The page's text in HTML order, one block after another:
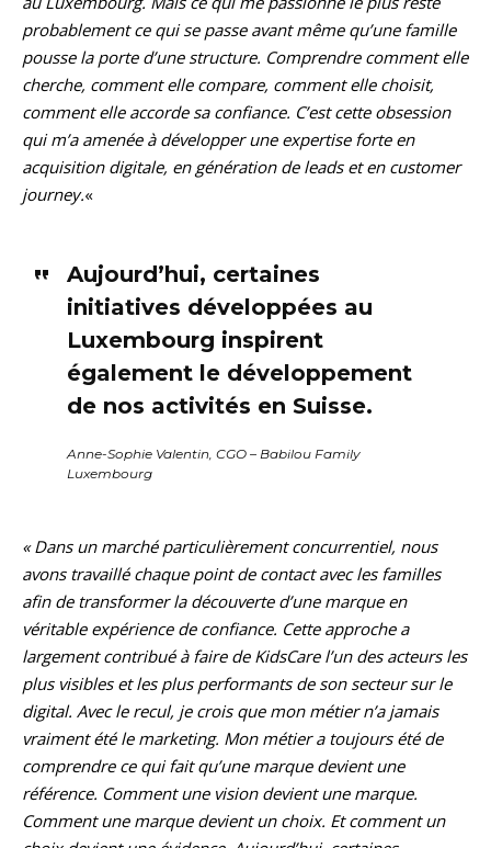
probablement ce qui se passe avant même qu’une famille
pousse la porte d’une structure. Comprendre comment elle
cherche, comment elle compare, comment elle choisit,
comment elle accorde sa confiance. C’est cette obsession
qui m’a amenée à développer une expertise forte en
acquisition digitale, en génération de leads et en customer
journey.«
Aujourd’hui, certaines
initiatives développées au
Luxembourg inspirent
également le développement
de nos activités en Suisse.
Anne-Sophie Valentin, CGO – Babilou Family
Luxembourg
« Dans un marché particulièrement concurrentiel, nous
avons travaillé chaque point de contact avec les familles
afin de transformer la découverte d’une marque en
véritable expérience de confiance. Cette approche a
largement contribué à faire de KidsCare l’un des acteurs les
plus visibles et les plus performants de son secteur sur le
digital. Avec le recul, je crois que mon métier n’a jamais
vraiment été le marketing. Mon métier a toujours été de
comprendre ce qui fait qu’une marque devient une
référence. Comment une vision devient une marque.
Comment une marque devient un choix. Et comment un